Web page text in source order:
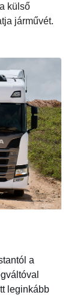
külső
járművét.
a
leginkább